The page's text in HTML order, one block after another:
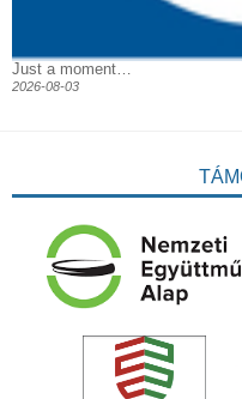
Just a moment…
2026-08-03